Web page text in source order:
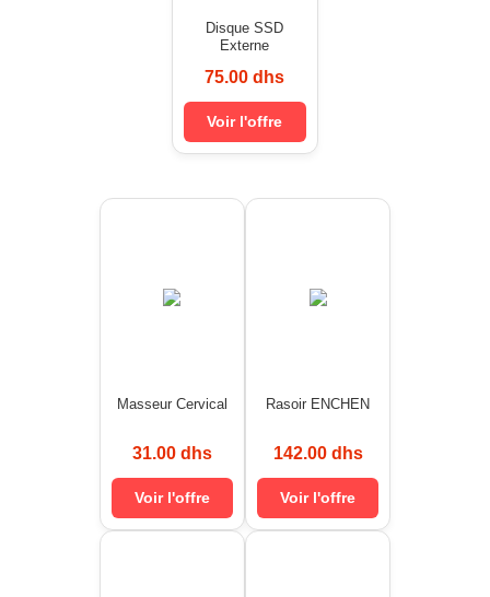
Disque SSD
Externe
75.00 dhs
Voir l'offre
Masseur Cervical
31.00 dhs
Voir l'offre
Rasoir ENCHEN
142.00 dhs
Voir l'offre